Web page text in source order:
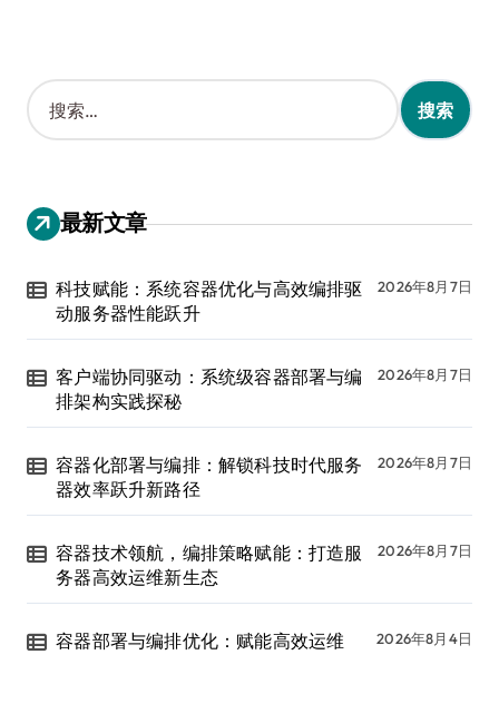
搜
索
：
最新文章
科技赋能：系统容器优化与高效编排驱
动服务器性能跃升
2026年8月7日
客户端协同驱动：系统级容器部署与编
排架构实践探秘
2026年8月7日
容器化部署与编排：解锁科技时代服务
器效率跃升新路径
2026年8月7日
容器技术领航，编排策略赋能：打造服
务器高效运维新生态
2026年8月7日
容器部署与编排优化：赋能高效运维 2026年8月4日